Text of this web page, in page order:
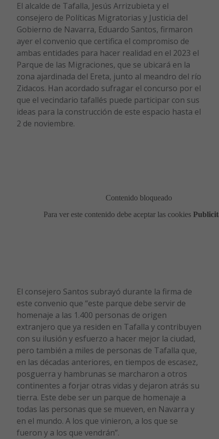
El alcalde de Tafalla, Jesús Arrizubieta y el
consejero de Políticas Migratorias y Justicia del
Gobierno de Navarra, Eduardo Santos, firmaron
ayer el convenio que certifica el compromiso de
ambas entidades para hacer realidad en el 2023 el
Parque de las Migraciones, que se ubicará en la
zona ajardinada del Ereta, junto al meandro del río
Zidacos. Han acordado sufragar el concurso por el
que el vecindario tafallés puede participar con sus
ideas para la construcción de este espacio hasta el
2 de noviembre.
El consejero Santos subrayó durante la firma de
este convenio que “este parque debe servir de
homenaje a las 1.400 personas de origen
extranjero que ya residen en Tafalla y contribuyen
con su ilusión y esfuerzo a hacer mejor la ciudad,
pero también a miles de personas de Tafalla que,
en las décadas anteriores, en tiempos de escasez,
posguerra y hambrunas se marcharon a otros
continentes a forjar otras vidas y dejaron atrás su
tierra. Este debe ser un parque de homenaje a
todas las personas que se mueven, en Navarra y
en el mundo. A los que vinieron, a los que se
fueron y a los que vendrán”.